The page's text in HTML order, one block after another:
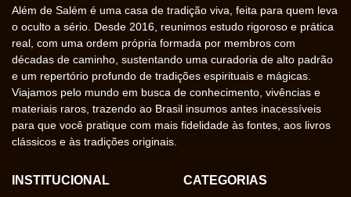
Além de Salém é uma casa de tradição viva, feita para quem leva
o oculto a sério. Desde 2016, reunimos estudo rigoroso e prática
real, com uma ordem própria formada por membros com
décadas de caminho, sustentando uma curadoria de alto padrão
e um repertório profundo de tradições espirituais e mágicas.
Viajamos pelo mundo em busca de conhecimento, vivências e
materiais raros, trazendo ao Brasil insumos antes inacessíveis
para que você pratique com mais fidelidade às fontes, aos livros
clássicos e às tradições originais.
INSTITUCIONAL
CATEGORIAS